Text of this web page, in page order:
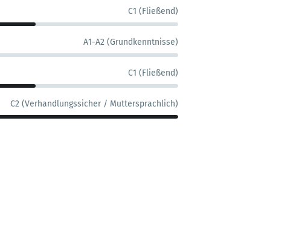
C1 (Fließend)
A1-A2 (Grundkenntnisse)
C1 (Fließend)
C2 (Verhandlungssicher / Muttersprachlich)